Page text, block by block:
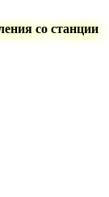
со станции